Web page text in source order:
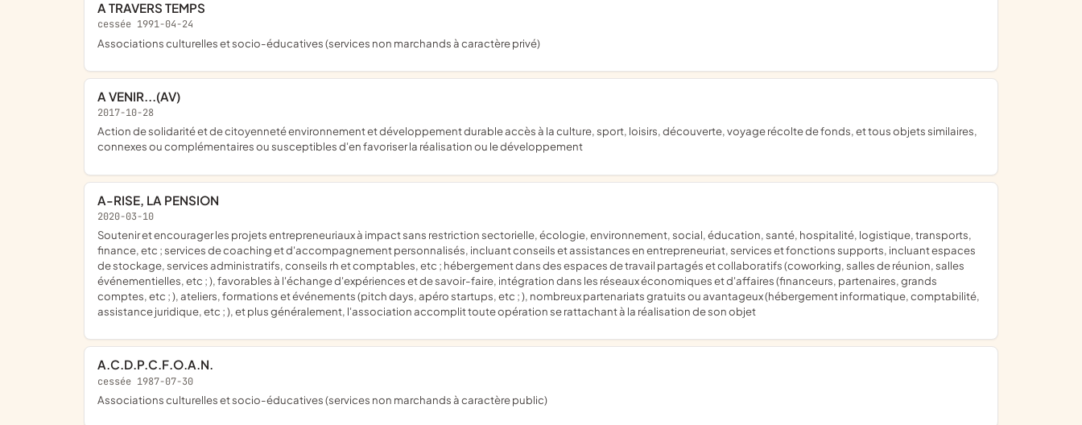
A TRAVERS TEMPS
cessée 1991-04-24
Associations culturelles et socio-éducatives (services non marchands à caractère privé)
A VENIR...(AV)
2017-10-28
action de solidarité et de citoyenneté environnement et développement durable accès à la culture, sport, loisirs, découverte, voyage récolte de fonds, et tous objets similaires,
connexes ou complémentaires ou susceptibles d'en favoriser la réalisation ou le développement
A-RISE, LA PENSION
2020-03-10
soutenir et encourager les projets entrepreneuriaux à impact sans restriction sectorielle, écologie, environnement, social, éducation, santé, hospitalité, logistique, transports,
finance, etc ; services de coaching et d'accompagnement personnalisés, incluant conseils et assistances en entrepreneuriat, services et fonctions supports, incluant espaces
de stockage, services administratifs, conseils rh et comptables, etc ; hébergement dans des espaces de travail partagés et collaboratifs (coworking, salles de réunion, salles
événementielles, etc ; ), favorables à l'échange d'expériences et de savoir-faire, intégration dans les réseaux économiques et d'affaires (financeurs, partenaires, grands
comptes, etc ; ), ateliers, formations et événements (pitch days, apéro startups, etc ; ), nombreux partenariats gratuits ou avantageux (hébergement informatique, comptabilité,
assistance juridique, etc ; ), et plus généralement, l'association accomplit toute opération se rattachant à la réalisation de son objet
A.C.D.P.C.F.O.A.N.
cessée 1987-07-30
Associations culturelles et socio-éducatives (services non marchands à caractère public)